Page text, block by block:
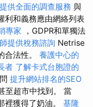
供全面的調查服務 與
利和義務應由網絡列表
專家 ，GDPR和單獨法
提供稅務諮詢 Netrise
合法性。 養護中心的
者 了解卡式台胞證的
提升網站排名的SEO
至超市中找到。 當
裡獲得了奶油。 基隆